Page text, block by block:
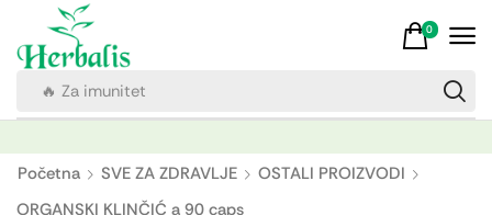
🔥 Za imunitet
0
Početna SVE ZA ZDRAVLJE
OSTALI PROIZVODI
ORGANSKI KLINČIĆ a 90 caps